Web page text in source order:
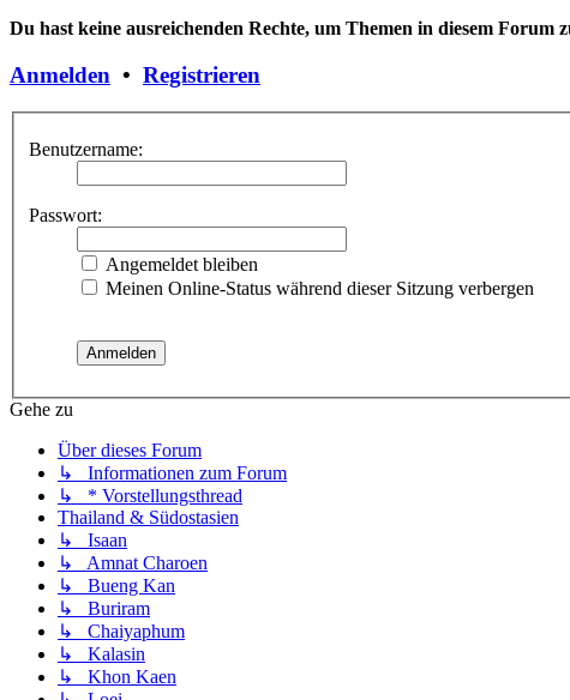
Du hast keine ausreichenden Rechte, um Themen in diesem Forum
Anmelden • Registrieren
Benutzername:
Passwort:
Angemeldet bleiben
Meinen Online-Status während dieser Sitzung verbergen
Gehe zu
Über dieses Forum
↳ Informationen zum Forum
↳ * Vorstellungsthread
Thailand & Südostasien
↳ Isaan
↳ Amnat Charoen
↳ Bueng Kan
↳ Buriram
↳ Chaiyaphum
↳ Kalasin
↳ Khon Kaen